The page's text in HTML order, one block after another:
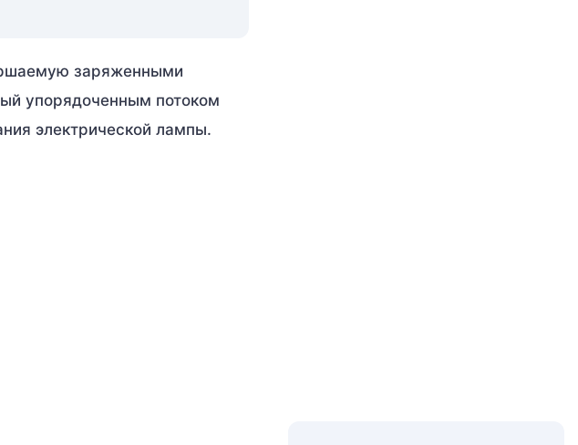
заряженными
упорядоченным потоком
электрической лампы.